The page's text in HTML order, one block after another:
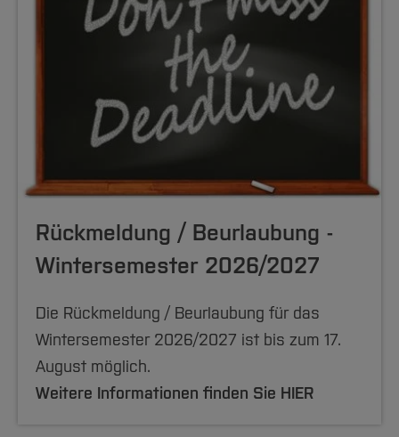
Rückmeldung /­ Be­urlaubung­ ­
Wintersemester ­2026/2027
Die Rückmeldung / Beurlaubung für das
Wintersemester 2026/2027 ist bis zum 17.
August möglich.
Weitere Informationen finden Sie HIER